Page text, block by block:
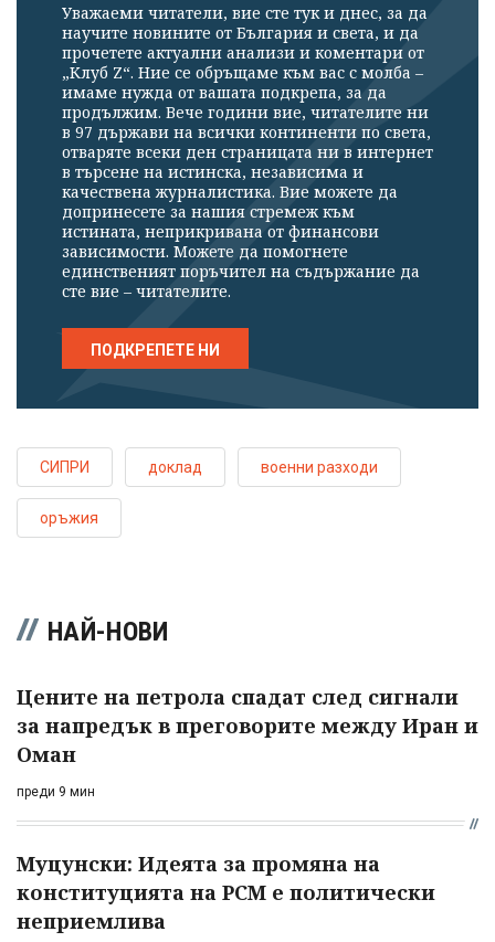
Уважаеми читатели, вие сте тук и днес, за да
научите новините от България и света, и да
прочетете актуални анализи и коментари от
„Клуб Z“. Ние се обръщаме към вас с молба –
имаме нужда от вашата подкрепа, за да
продължим. Вече години вие, читателите ни
в 97 държави на всички континенти по света,
отваряте всеки ден страницата ни в интернет
в търсене на истинска, независима и
качествена журналистика. Вие можете да
допринесете за нашия стремеж към
истината, неприкривана от финансови
зависимости. Можете да помогнете
единственият поръчител на съдържание да
сте вие – читателите.
ПОДКРЕПЕТЕ НИ
СИПРИ доклад военни разходи
оръжия
НАЙ-НОВИ
Цените на петрола спадат след сигнали
за напредък в преговорите между Иран и
Оман
преди 9 мин
Муцунски: Идеята за промяна на
конституцията на РСМ е политически
неприемлива